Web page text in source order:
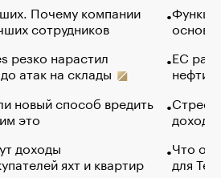
Почему компании
сотрудников
резко нарастил
атак на склады
новый способ вредить
это
доходы
яхт и квартир
основ
ЕС
нефти
Что
для